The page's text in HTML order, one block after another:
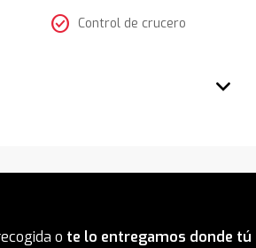
check_circle Control de crucero
o te lo entregamos donde tú